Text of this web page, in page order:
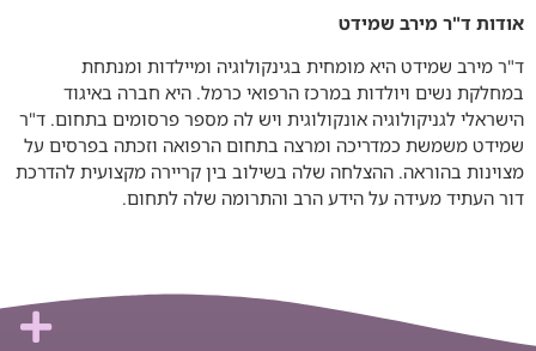
אודות ד"ר מירב שמידט
ד"ר מירב שמידט היא מומחית בגינקולוגיה ומיילדות ומנתחת
במחלקת נשים ויולדות במרכז הרפואי כרמל. היא חברה באיגוד
הישראלי לגניקולוגיה אונקולוגית ויש לה מספר פרסומים בתחום. ד"ר
שמידט משמשת כמדריכה ומרצה בתחום הרפואה וזכתה בפרסים על
מצוינות בהוראה. ההצלחה שלה בשילוב בין קריירה מקצועית להדרכת
דור העתיד מעידה על הידע הרב והתרומה שלה לתחום.